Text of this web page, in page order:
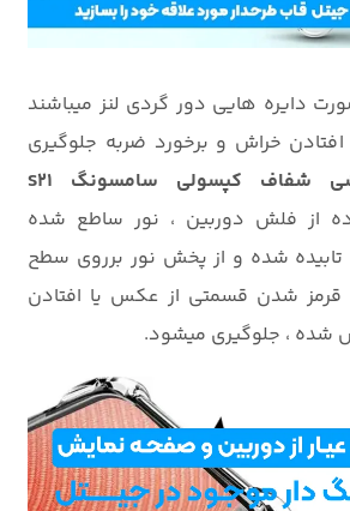
دایره هایی دور گردی لنز میباشند
خراش و برخورد ضربه جلوگیری
جلد گوشی شفاف کپسولی سامسونگ S21
از فلش دوربین ، نور ساطع شده
شده و از پخش نور برروی سطح
قرمز شدن قسمتی از عکس یا افتادن
شده ، جلوگیری میشود.